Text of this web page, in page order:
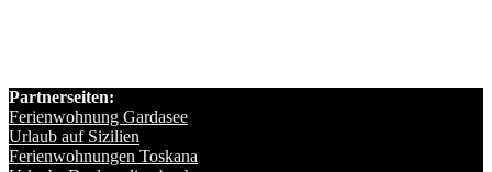
Partnerseiten:
Ferienwohnung Gardasee
Urlaub auf Sizilien
Ferienwohnungen Toskana